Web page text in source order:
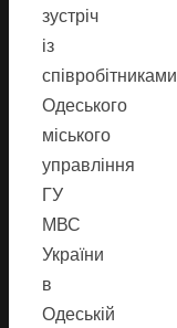
зустріч
із
співробітниками
Одеського
міського
управління
ГУ
МВС
України
в
Одеській